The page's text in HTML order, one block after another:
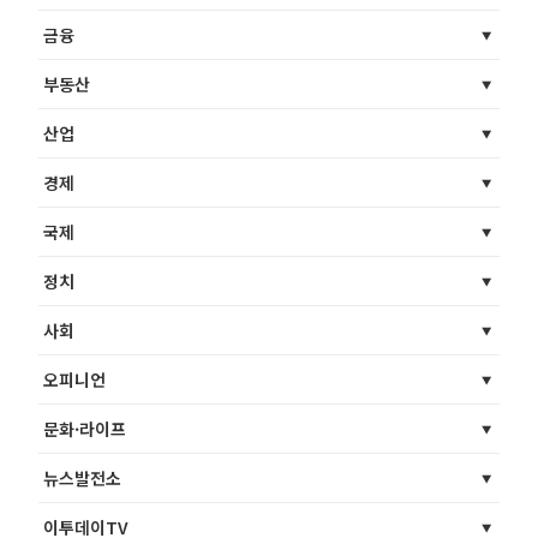
금융
부동산
산업
경제
국제
정치
사회
오피니언
문화·라이프
뉴스발전소
이투데이TV